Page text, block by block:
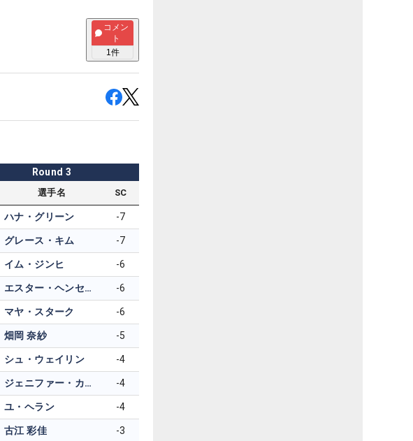
コメン
ト
1件
Round 3
選手名 SC
ハナ・グリーン -7
グレース・キム -7
イム・ジンヒ -6
エスター・ヘンセライト -6
マヤ・スターク -6
畑岡 奈紗 -5
シュ・ウェイリン -4
ジェニファー・カプチョ -4
ユ・ヘラン -4
古江 彩佳 -3